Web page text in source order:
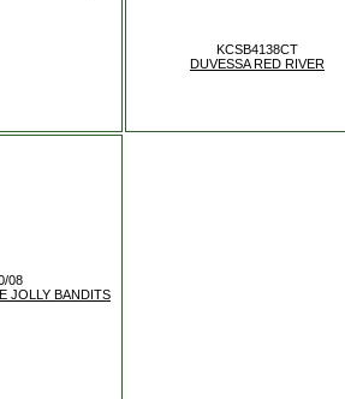
KCSB4138CT
DUVESSA RED RIVER
08
JOLLY BANDITS